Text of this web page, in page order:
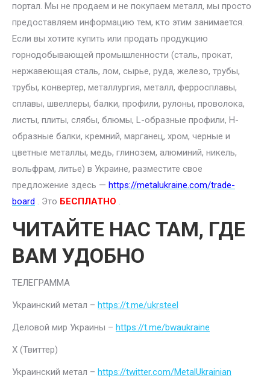
портал. Мы не продаем и не покупаем металл, мы просто
предоставляем информацию тем, кто этим занимается.
Если вы хотите купить или продать продукцию
горнодобывающей промышленности (сталь, прокат,
нержавеющая сталь, лом, сырье, руда, железо, трубы,
трубы, конвертер, металлургия, металл, ферросплавы,
сплавы, швеллеры, балки, профили, рулоны, проволока,
листы, плиты, слябы, блюмы, L-образные профили, H-
образные балки, кремний, марганец, хром, черные и
цветные металлы, медь, глинозем, алюминий, никель,
вольфрам, литье) в Украине, разместите свое
предложение здесь — https://metalukraine.com/trade-
board . Это БЕСПЛАТНО .
ЧИТАЙТЕ НАС ТАМ, ГДЕ
ВАМ УДОБНО
ТЕЛЕГРАММА
Украинский метал – https://t.me/ukrsteel
Деловой мир Украины – https://t.me/bwaukraine
Х (Твиттер)
Украинский метал – https://twitter.com/MetalUkrainian